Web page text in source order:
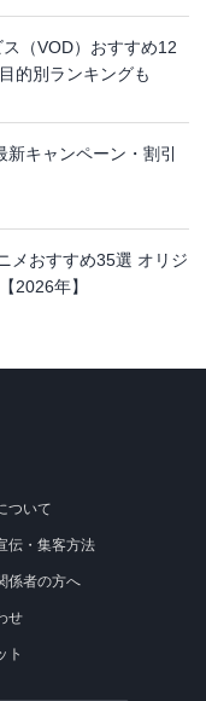
ス（VOD）おすすめ12
的別ランキングも
新キャンペーン・割引
メおすすめ35選 オリジ
2026年】
ついて
伝・集客方法
係者の方へ
せ
ト